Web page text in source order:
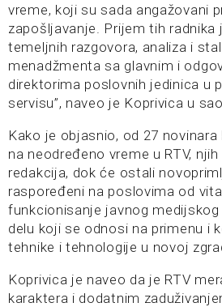
vreme, koji su sada angažovani
zapošljavanje. Prijem tih
temeljnih razgovora, analiza i
menadžmenta sa glavnim i
direktorima poslovnih jedinica u
servisu”, naveo je Koprivica u
Kako je objasnio, od 27
na neodređeno vreme u RTV,
redakcija, dok će ostali
raspoređeni na poslovima od
funkcionisanje javnog
delu koji se odnosi na primenu i
tehnike i tehnologije u novoj
Koprivica je naveo da je RTV
karaktera i dodatnim